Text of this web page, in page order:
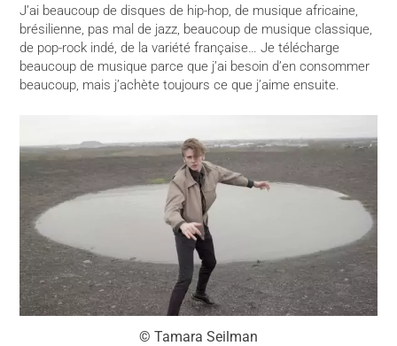
J’ai beaucoup de disques de hip-hop, de musique africaine,
brésilienne, pas mal de jazz, beaucoup de musique classique,
de pop-rock indé, de la variété française… Je télécharge
beaucoup de musique parce que j’ai besoin d’en consommer
beaucoup, mais j’achète toujours ce que j’aime ensuite.
© Tamara Seilman